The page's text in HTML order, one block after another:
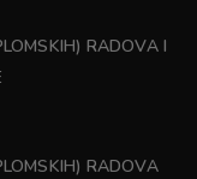
RADOVA I
RADOVA